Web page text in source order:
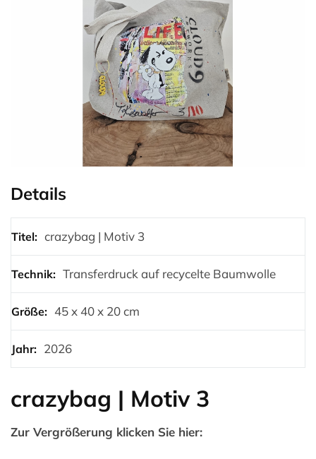
Details
Titel: crazybag | Motiv 3
Technik: Transferdruck auf recycelte Baumwolle
Größe: 45 x 40 x 20 cm
Jahr: 2026
crazybag | Motiv 3
Zur Vergrößerung klicken Sie hier: